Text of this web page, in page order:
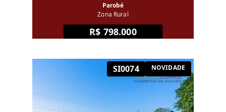
Parobé
Zona Rural
R$ 798.000
SI0074 NOVIDADE